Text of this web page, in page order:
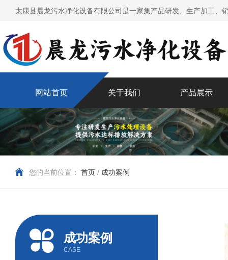
太康县晨龙污水净化设备有限公司是一家集产品研发、生产加工
网站首页 关于我们 产品展示
您的当前位置： 首页 / 成功案例
成功案例
CASE